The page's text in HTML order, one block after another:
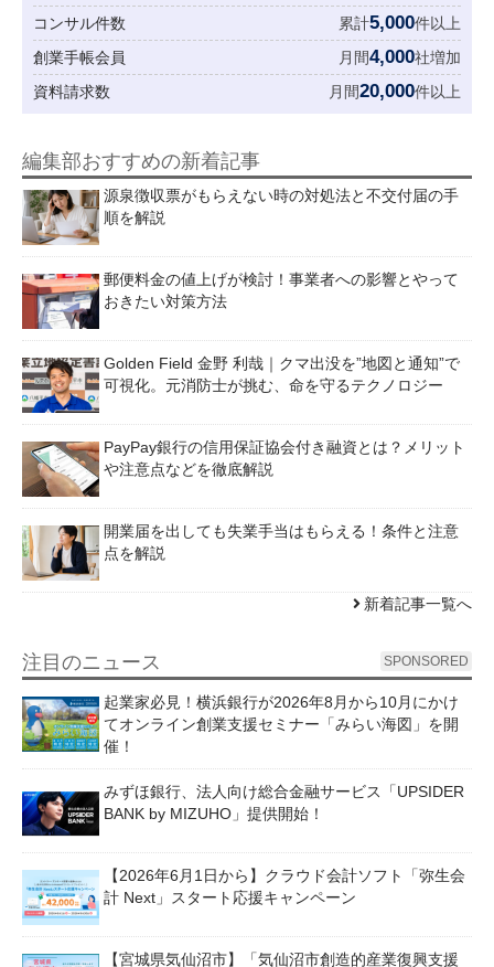
コンサル件数
累計5,000件以上
創業手帳会員
月間4,000社増加
資料請求数
月間20,000件以上
編集部おすすめの新着記事
源泉徴収票がもらえない時の対処法と不交付届の手
順を解説
郵便料金の値上げが検討！事業者への影響とやって
おきたい対策方法
Golden Field 金野 利哉｜クマ出没を”地図と通知”で
可視化。元消防士が挑む、命を守るテクノロジー
PayPay銀行の信用保証協会付き融資とは？メリット
や注意点などを徹底解説
開業届を出しても失業手当はもらえる！条件と注意
点を解説
新着記事一覧へ
注目のニュース SPONSORED
起業家必見！横浜銀行が2026年8月から10月にかけ
てオンライン創業支援セミナー「みらい海図」を開
催！
みずほ銀行、法人向け総合金融サービス「UPSIDER
BANK by MIZUHO」提供開始！
【2026年6月1日から】クラウド会計ソフト「弥生会
計 Next」スタート応援キャンペーン
【宮城県気仙沼市】「気仙沼市創造的産業復興支援